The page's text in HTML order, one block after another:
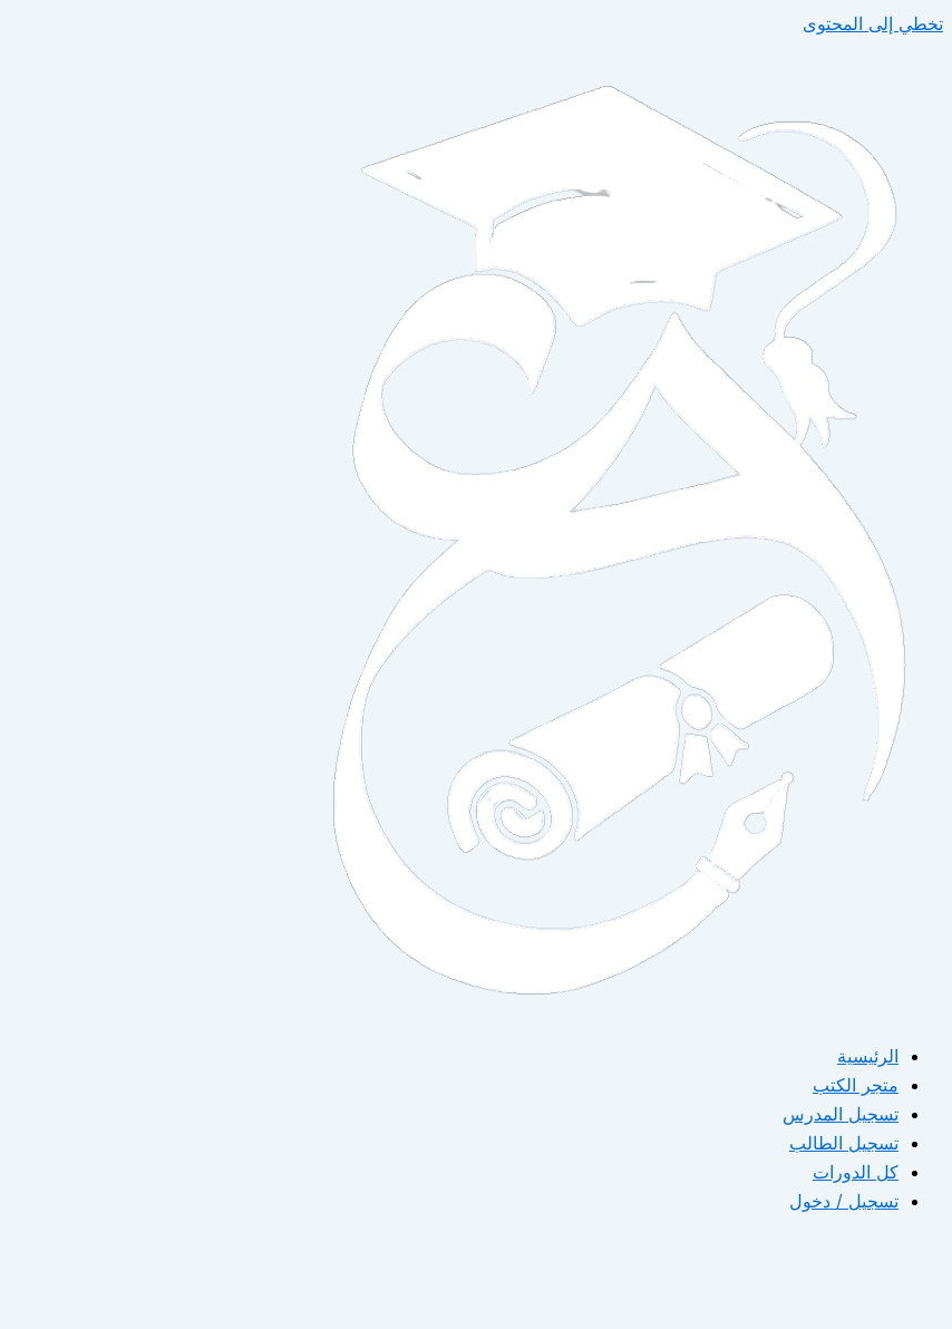
تخطي إلى المحتوى
الرئيسية
متجر الكتب
تسجيل المدرس
تسجيل الطالب
كل الدورات
تسجيل / دخول